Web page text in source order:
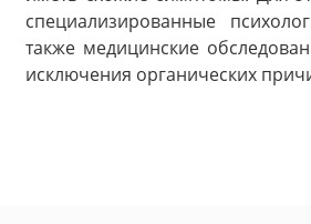
специализированные
также медицинские
исключения органических